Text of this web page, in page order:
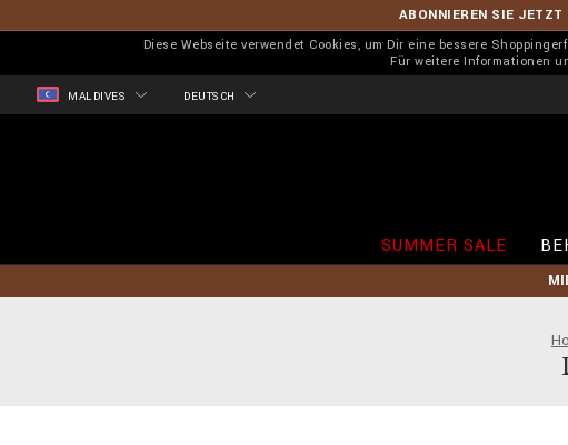
ABONNIEREN SIE JETZT
Diese Webseite verwendet Cookies, um Dir eine bessere
Für weitere Informationen
MALDIVES DEUTSCH
SUMMER SALE